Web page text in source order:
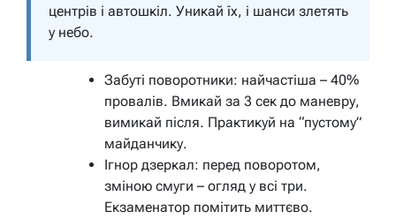
центрів і автошкіл. Уникай їх, і шанси злетять
у небо.
Забуті поворотники: найчастіша – 40%
провалів. Вмикай за 3 сек до маневру,
вимикай після. Практикуй на “пустому”
майданчику.
Ігнор дзеркал: перед поворотом,
зміною смуги – огляд у всі три.
Екзаменатор помітить миттєво.